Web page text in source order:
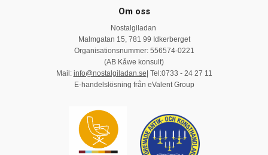
Om oss
Nostalgiladan
Malmgatan 15, 781 99 Idkerberget
Organisationsnummer: 556574-0221
(AB Kåwe konsult)
Mail: info@nostalgiladan.se | Tel:0733 - 24 27 11
E-handelslösning från eValent Group